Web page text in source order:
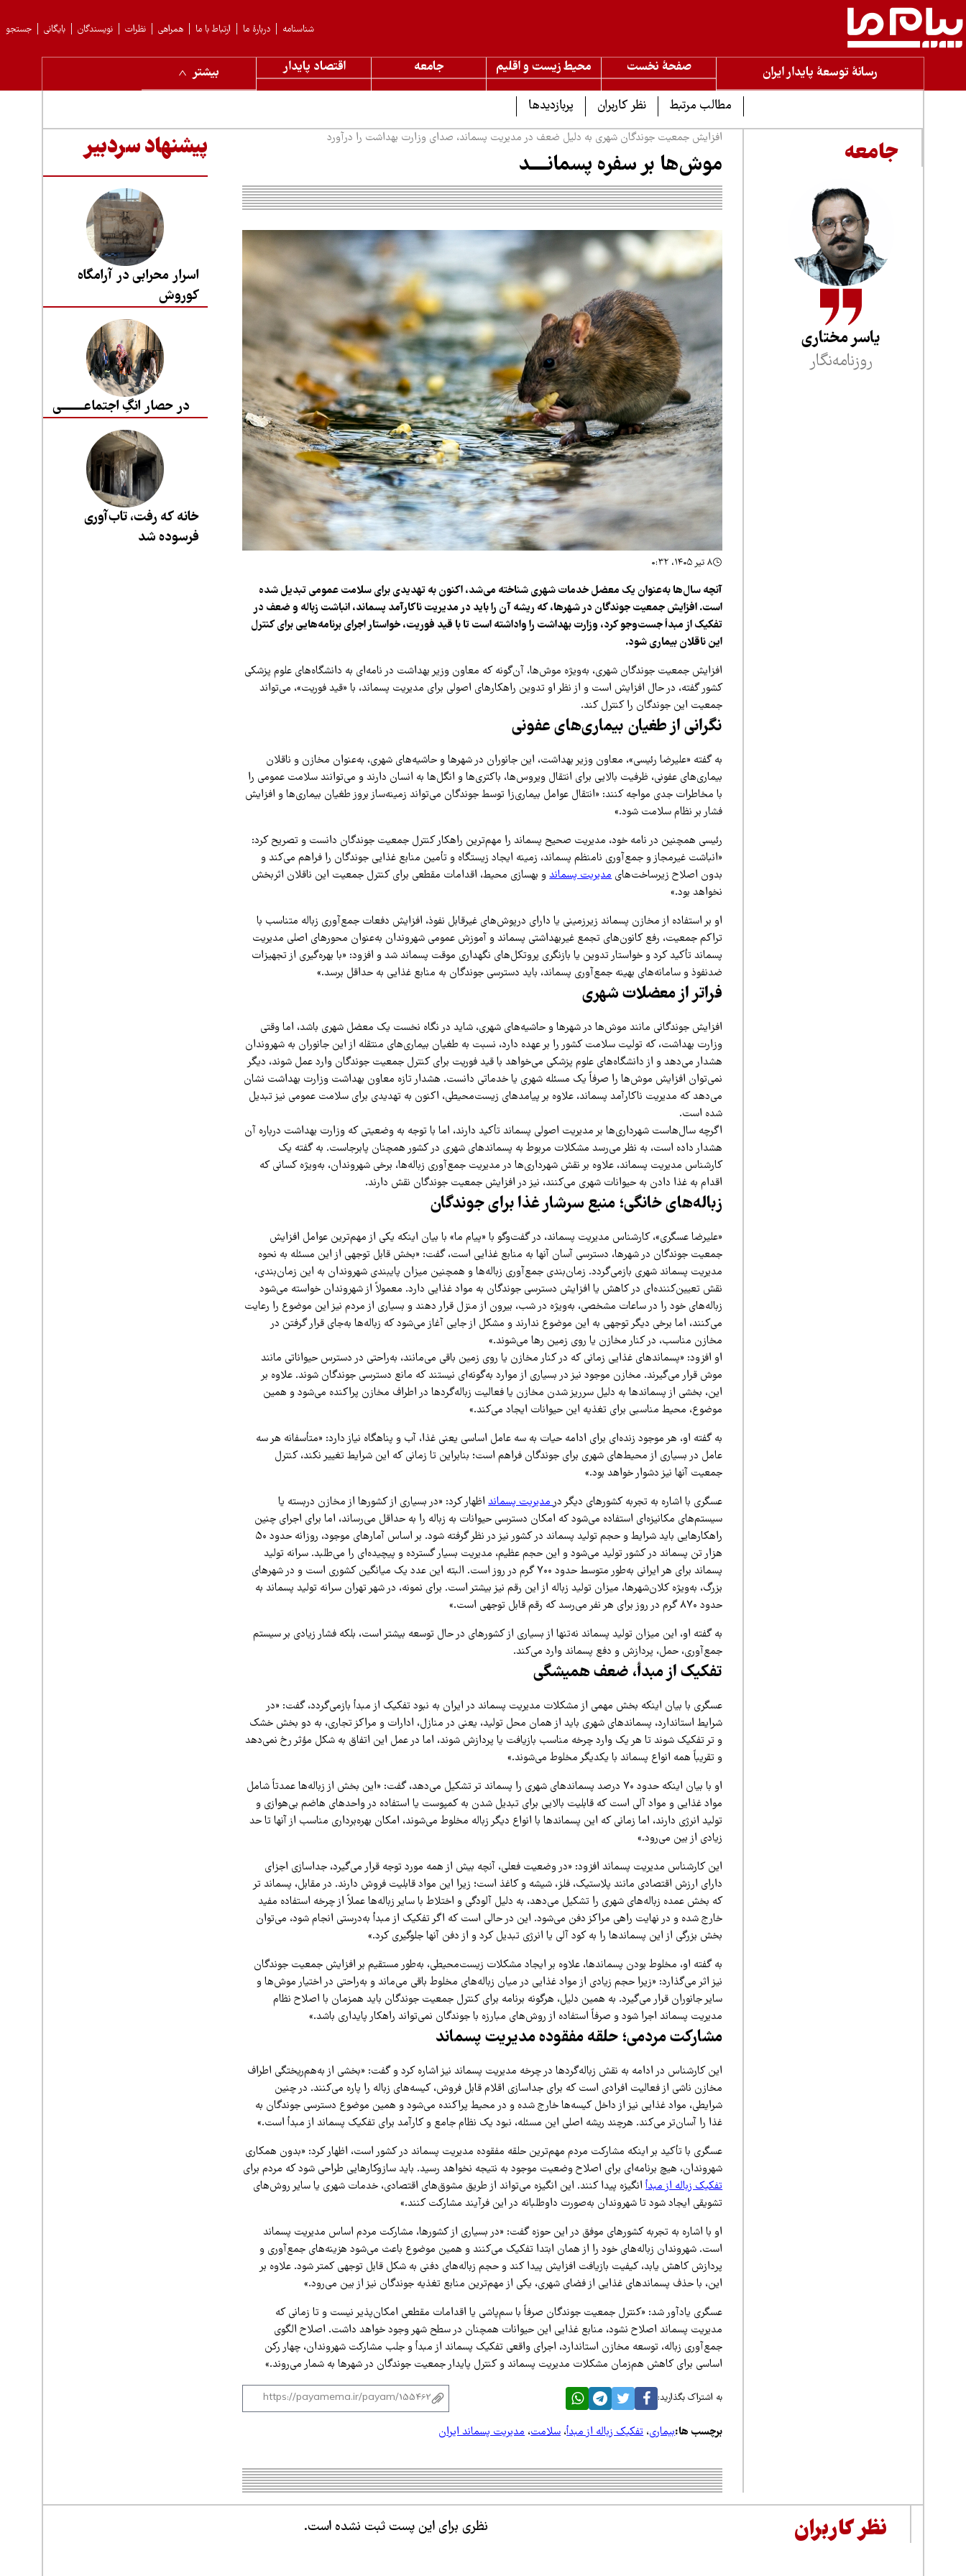
جستجو بایگانی نویسندگان نظرات همراهی ارتباط با ما دربارهٔ ما شناسنامه
رسانۀ توسعۀ پایدار ایران صفحۀ نخست محیط زیست و اقلیم جامعه اقتصاد پایدار
بیشتر
مطالب مرتبط
نظر کاربران پربازدیدها
جامعه
یاسر مختاری
روزنامه‌نگار
افزایش جمعیت جوندگان شهری به دلیل ضعف در مدیریت پسماند، صدای وزارت بهداشت را درآورد
موش‌ها بر سفره پسمانــــد
۸ تیر ۱۴۰۵، ۰:۳۲
آنچه سال‌ها به‌عنوان یک معضل خدمات شهری شناخته می‌شد، اکنون به تهدیدی برای سلامت عمومی تبدیل شده
است. افزایش جمعیت جوندگان در شهرها، که ریشه آن را باید در مدیریت ناکارآمد پسماند، انباشت زباله و ضعف در
تفکیک از مبدأ جست‌وجو کرد، وزارت بهداشت را واداشته است تا با قید فوریت، خواستار اجرای برنامه‌هایی برای کنترل
این ناقلان بیماری شود.
افزایش جمعیت جوندگان شهری، به‌ویژه موش‌ها، آن‌گونه که معاون وزیر بهداشت در نامه‌ای به دانشگاه‌های علوم پزشکی
کشور گفته، در حال افزایش است و از نظر او تدوین راهکارهای اصولی برای مدیریت پسماند، با «قید فوریت»، می‌تواند
جمعیت این جوندگان را کنترل کند.
نگرانی از طغیان بیماری‌های عفونی
به گفته «علیرضا رئیسی»، معاون وزیر بهداشت، این جانوران در شهرها و حاشیه‌های شهری، به‌عنوان مخازن و ناقلان
بیماری‌های عفونی، ظرفیت بالایی برای انتقال ویروس‌ها، باکتری‌ها و انگل‌ها به انسان دارند و می‌توانند سلامت عمومی را
با مخاطرات جدی مواجه کنند: «انتقال عوامل بیماری‌زا توسط جوندگان می‌تواند زمینه‌ساز بروز طغیان بیماری‌ها و افزایش
فشار بر نظام سلامت شود.»
رئیسی همچنین در نامه خود، مدیریت صحیح پسماند را مهم‌ترین راهکار کنترل جمعیت جوندگان دانست و تصریح کرد:
«انباشت غیرمجاز و جمع‌آوری نامنظم پسماند، زمینه ایجاد زیستگاه و تأمین منابع غذایی جوندگان را فراهم می‌کند و
بدون اصلاح زیرساخت‌هایمدیریت پسماندو بهسازی محیط، اقدامات مقطعی برای کنترل جمعیت این ناقلان اثربخش
نخواهد بود.»
او بر استفاده از مخازن پسماند زیرزمینی یا دارای درپوش‌های غیرقابل نفوذ، افزایش دفعات جمع‌آوری زباله متناسب با
تراکم جمعیت، رفع کانون‌های تجمع غیربهداشتی پسماند و آموزش عمومی شهروندان به‌عنوان محورهای اصلی مدیریت
پسماند تأکید کرد و خواستار تدوین یا بازنگری پروتکل‌های نگهداری موقت پسماند شد و افزود: «با بهره‌گیری از تجهیزات
ضدنفوذ و سامانه‌های بهینه جمع‌آوری پسماند، باید دسترسی جوندگان به منابع غذایی به حداقل برسد.»
فراتر از معضلات شهری
افزایش جوندگانی مانند موش‌ها در شهرها و حاشیه‌های شهری، شاید در نگاه نخست یک معضل شهری باشد، اما وقتی
وزارت بهداشت، که تولیت سلامت کشور را بر عهده دارد، نسبت به طغیان بیماری‌های منتقله از این جانوران به شهروندان
هشدار می‌دهد و از دانشگاه‌های علوم پزشکی می‌خواهد با قید فوریت برای کنترل جمعیت جوندگان وارد عمل شوند، دیگر
نمی‌توان افزایش موش‌ها را صرفاً یک مسئله شهری یا خدماتی دانست. هشدار تازه معاون بهداشت وزارت بهداشت نشان
می‌دهد که مدیریت ناکارآمد پسماند، علاوه بر پیامدهای زیست‌محیطی، اکنون به تهدیدی برای سلامت عمومی نیز تبدیل
شده است.
اگرچه سال‌هاست شهرداری‌ها بر مدیریت اصولی پسماند تأکید دارند، اما با توجه به وضعیتی که وزارت بهداشت درباره آن
هشدار داده است، به نظر می‌رسد مشکلات مربوط به پسماندهای شهری در کشور همچنان پابرجاست. به گفته یک
کارشناس مدیریت پسماند، علاوه بر نقش شهرداری‌ها در مدیریت جمع‌آوری زباله‌ها، برخی شهروندان، به‌ویژه کسانی که
اقدام به غذا دادن به حیوانات شهری می‌کنند، نیز در افزایش جمعیت جوندگان نقش دارند.
زباله‌های خانگی؛ منبع سرشار غذا برای جوندگان
«علیرضا عسگری»، کارشناس مدیریت پسماند، در گفت‌وگو با «پیام ما» با بیان اینکه یکی از مهم‌ترین عوامل افزایش
جمعیت جوندگان در شهرها، دسترسی آسان آنها به منابع غذایی است، گفت: «بخش قابل توجهی از این مسئله به نحوه
مدیریت پسماند شهری بازمی‌گردد. زمان‌بندی جمع‌آوری زباله‌ها و همچنین میزان پایبندی شهروندان به این زمان‌بندی،
نقش تعیین‌کننده‌ای در کاهش یا افزایش دسترسی جوندگان به مواد غذایی دارد. معمولاً از شهروندان خواسته می‌شود
زباله‌های خود را در ساعات مشخصی، به‌ویژه در شب، بیرون از منزل قرار دهند و بسیاری از مردم نیز این موضوع را رعایت
می‌کنند، اما برخی دیگر توجهی به این موضوع ندارند و مشکل از جایی آغاز می‌شود که زباله‌ها به‌جای قرار گرفتن در
مخازن مناسب، در کنار مخازن یا روی زمین رها می‌شوند.»
او افزود: «پسماندهای غذایی زمانی که در کنار مخازن یا روی زمین باقی می‌مانند، به‌راحتی در دسترس حیواناتی مانند
موش قرار می‌گیرند. مخازن موجود نیز در بسیاری از موارد به‌گونه‌ای نیستند که مانع دسترسی جوندگان شوند. علاوه بر
این، بخشی از پسماندها به دلیل سرریز شدن مخازن یا فعالیت زباله‌گردها در اطراف مخازن پراکنده می‌شود و همین
موضوع، محیط مناسبی برای تغذیه این حیوانات ایجاد می‌کند.»
به گفته او، هر موجود زنده‌ای برای ادامه حیات به سه عامل اساسی یعنی غذا، آب و پناهگاه نیاز دارد: «متأسفانه هر سه
عامل در بسیاری از محیط‌های شهری برای جوندگان فراهم است؛ بنابراین تا زمانی که این شرایط تغییر نکند، کنترل
جمعیت آنها نیز دشوار خواهد بود.»
عسگری با اشاره به تجربه کشورهای دیگر درمدیریت پسمانداظهار کرد: «در بسیاری از کشورها از مخازن دربسته یا
سیستم‌های مکانیزه‌ای استفاده می‌شود که امکان دسترسی حیوانات به زباله را به حداقل می‌رساند، اما برای اجرای چنین
راهکارهایی باید شرایط و حجم تولید پسماند در کشور نیز در نظر گرفته شود. بر اساس آمارهای موجود، روزانه حدود ۵۰
هزار تن پسماند در کشور تولید می‌شود و این حجم عظیم، مدیریت بسیار گسترده و پیچیده‌ای را می‌طلبد. سرانه تولید
پسماند برای هر ایرانی به‌طور متوسط حدود ۷۰۰ گرم در روز است. البته این عدد یک میانگین کشوری است و در شهرهای
بزرگ، به‌ویژه کلان‌شهرها، میزان تولید زباله از این رقم نیز بیشتر است. برای نمونه، در شهر تهران سرانه تولید پسماند به
حدود ۸۷۰ گرم در روز برای هر نفر می‌رسد که رقم قابل توجهی است.»
به گفته او، این میزان تولید پسماند نه‌تنها از بسیاری از کشورهای در حال توسعه بیشتر است، بلکه فشار زیادی بر سیستم
جمع‌آوری، حمل، پردازش و دفع پسماند وارد می‌کند.
تفکیک از مبدأ، ضعف همیشگی
عسگری با بیان اینکه بخش مهمی از مشکلات مدیریت پسماند در ایران به نبود تفکیک از مبدأ بازمی‌گردد، گفت: «در
شرایط استاندارد، پسماندهای شهری باید از همان محل تولید، یعنی در منازل، ادارات و مراکز تجاری، به دو بخش خشک
و تر تفکیک شوند تا هر یک وارد چرخه مناسب بازیافت یا پردازش شوند، اما در عمل این اتفاق به شکل مؤثر رخ نمی‌دهد
و تقریباً همه انواع پسماند با یکدیگر مخلوط می‌شوند.»
او با بیان اینکه حدود ۷۰ درصد پسماندهای شهری را پسماند تر تشکیل می‌دهد، گفت: «این بخش از زباله‌ها عمدتاً شامل
مواد غذایی و مواد آلی است که قابلیت بالایی برای تبدیل شدن به کمپوست یا استفاده در واحدهای هاضم بی‌هوازی و
تولید انرژی دارند، اما زمانی که این پسماندها با انواع دیگر زباله مخلوط می‌شوند، امکان بهره‌برداری مناسب از آنها تا حد
زیادی از بین می‌رود.»
این کارشناس مدیریت پسماند افزود: «در وضعیت فعلی، آنچه بیش از همه مورد توجه قرار می‌گیرد، جداسازی اجزای
دارای ارزش اقتصادی مانند پلاستیک، فلز، شیشه و کاغذ است؛ زیرا این مواد قابلیت فروش دارند. در مقابل، پسماند تر
که بخش عمده زباله‌های شهری را تشکیل می‌دهد، به دلیل آلودگی و اختلاط با سایر زباله‌ها عملاً از چرخه استفاده مفید
خارج شده و در نهایت راهی مراکز دفن می‌شود. این در حالی است که اگر تفکیک از مبدأ به‌درستی انجام شود، می‌توان
بخش بزرگی از این پسماندها را به کود آلی یا انرژی تبدیل کرد و از دفن آنها جلوگیری کرد.»
به گفته او، مخلوط بودن پسماندها، علاوه بر ایجاد مشکلات زیست‌محیطی، به‌طور مستقیم بر افزایش جمعیت جوندگان
نیز اثر می‌گذارد: «زیرا حجم زیادی از مواد غذایی در میان زباله‌های مخلوط باقی می‌ماند و به‌راحتی در اختیار موش‌ها و
سایر جانوران قرار می‌گیرد. به همین دلیل، هرگونه برنامه برای کنترل جمعیت جوندگان باید همزمان با اصلاح نظام
مدیریت پسماند اجرا شود و صرفاً استفاده از روش‌های مبارزه با جوندگان نمی‌تواند راهکار پایداری باشد.»
مشارکت مردمی؛ حلقه مفقوده مدیریت پسماند
این کارشناس در ادامه به نقش زباله‌گردها در چرخه مدیریت پسماند نیز اشاره کرد و گفت: «بخشی از به‌هم‌ریختگی اطراف
مخازن ناشی از فعالیت افرادی است که برای جداسازی اقلام قابل فروش، کیسه‌های زباله را پاره می‌کنند. در چنین
شرایطی، مواد غذایی نیز از داخل کیسه‌ها خارج شده و در محیط پراکنده می‌شود و همین موضوع دسترسی جوندگان به
غذا را آسان‌تر می‌کند. هرچند ریشه اصلی این مسئله، نبود یک نظام جامع و کارآمد برای تفکیک پسماند از مبدأ است.»
عسگری با تأکید بر اینکه مشارکت مردم مهم‌ترین حلقه مفقوده مدیریت پسماند در کشور است، اظهار کرد: «بدون همکاری
شهروندان، هیچ برنامه‌ای برای اصلاح وضعیت موجود به نتیجه نخواهد رسید. باید سازوکارهایی طراحی شود که مردم برای
تفکیک زباله از مبدأانگیزه پیدا کنند. این انگیزه می‌تواند از طریق مشوق‌های اقتصادی، خدمات شهری یا سایر روش‌های
تشویقی ایجاد شود تا شهروندان به‌صورت داوطلبانه در این فرآیند مشارکت کنند.»
او با اشاره به تجربه کشورهای موفق در این حوزه گفت: «در بسیاری از کشورها، مشارکت مردم اساس مدیریت پسماند
است. شهروندان زباله‌های خود را از همان ابتدا تفکیک می‌کنند و همین موضوع باعث می‌شود هزینه‌های جمع‌آوری و
پردازش کاهش یابد، کیفیت بازیافت افزایش پیدا کند و حجم زباله‌های دفنی به شکل قابل توجهی کمتر شود. علاوه بر
این، با حذف پسماندهای غذایی از فضای شهری، یکی از مهم‌ترین منابع تغذیه جوندگان نیز از بین می‌رود.»
عسگری یادآور شد: «کنترل جمعیت جوندگان صرفاً با سم‌پاشی یا اقدامات مقطعی امکان‌پذیر نیست و تا زمانی که
مدیریت پسماند اصلاح نشود، منابع غذایی این حیوانات همچنان در سطح شهر وجود خواهد داشت. اصلاح الگوی
جمع‌آوری زباله، توسعه مخازن استاندارد، اجرای واقعی تفکیک پسماند از مبدأ و جلب مشارکت شهروندان، چهار رکن
اساسی برای کاهش هم‌زمان مشکلات مدیریت پسماند و کنترل پایدار جمعیت جوندگان در شهرها به شمار می‌روند.»
به اشتراک بگذارید:
برچسب ها:بیماری،تفکیک زباله از مبدأ،سلامت،مدیریت پسماند ایران
پیشنهاد سردبیر
اسرار محرابی در آرامگاه
کوروش
در حصار انگِ اجتماعــــــــی
خانه که رفت، تاب‌آوری
فرسوده شد
نظر کاربران نظری برای این پست ثبت نشده است.